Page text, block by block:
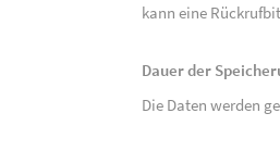
kann eine
Dauer der
Die Daten werden